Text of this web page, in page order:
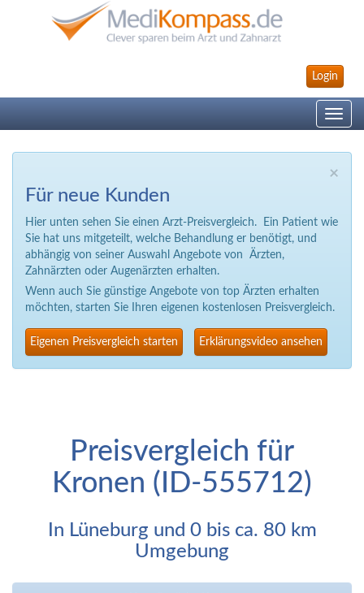
Login
Toggle
×
Für neue Kunden
Hier unten sehen Sie einen Arzt-Preisvergleich. Ein Patient wie
Sie hat uns mitgeteilt, welche Behandlung er benötigt, und
abhängig von seiner Auswahl Angebote von Ärzten,
Zahnärzten oder Augenärzten erhalten.
Wenn auch Sie günstige Angebote von top Ärzten erhalten
möchten, starten Sie Ihren eigenen kostenlosen Preisvergleich.
Eigenen Preisvergleich starten Erklärungsvideo ansehen
Preisvergleich für
Kronen (ID-555712)
In Lüneburg und 0 bis ca. 80 km
Umgebung